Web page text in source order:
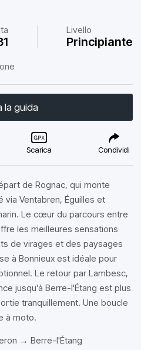
Livello
Principiante
la guida
Scarica Condividi
de Rognac, qui monte
Ventabren, Éguilles et
Le cœur du parcours entre
les meilleures sensations
de virages et des paysages
à Bonnieux est idéale pour
Le retour par Lambesc,
jusqu’à Berre-l'Étang est plus
tranquillement. Une boucle
à moto.
→ Berre-l'Étang